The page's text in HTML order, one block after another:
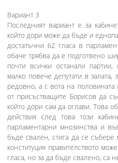
Вариант 3
Последният вариант е за
който дори може да бъде и
достатъчни 62 гласа в
обаче трябва да е подготвено
почти всички останали
малко повече депутати в
редовно, а с вота на
от присъстващите Борисов да
който дори сам да оглави. Това
действия след това този
парламентарни мнозинства и
бъде свален, стига да се събере
конституция правителството
гласа, но за да бъде свалено, са